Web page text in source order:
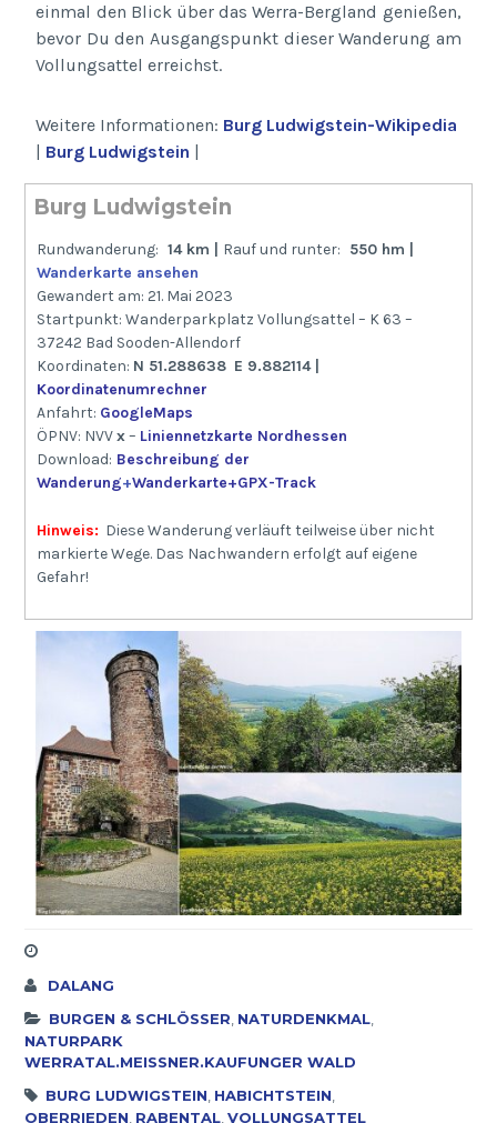
einmal den Blick über das Werra-Bergland genießen,
bevor Du den Ausgangspunkt dieser Wanderung am
Vollungsattel erreichst.
Weitere Informationen: Burg Ludwigstein-Wikipedia
| Burg Ludwigstein |
Burg Ludwigstein
Rundwanderung: 14 km | Rauf und runter: 550 hm |
Wanderkarte ansehen
Gewandert am: 21. Mai 2023
Startpunkt: Wanderparkplatz Vollungsattel – K 63 –
37242 Bad Sooden-Allendorf
Koordinaten: N 51.288638 E 9.882114 |
Koordinatenumrechner
Anfahrt: GoogleMaps
ÖPNV: NVVx– Liniennetzkarte Nordhessen
Download: Beschreibung der
Wanderung+Wanderkarte+GPX-Track
Hinweis: Diese Wanderung verläuft teilweise über nicht
markierte Wege. Das Nachwandern erfolgt auf eigene
Gefahr!
DALANG
BURGEN & SCHLÖSSER, NATURDENKMAL,
NATURPARK
WERRATAL.MEISSNER.KAUFUNGER WALD
BURG LUDWIGSTEIN HABICHTSTEIN
OBERRIEDEN RABENTAL ,VOLLUNGSATTEL